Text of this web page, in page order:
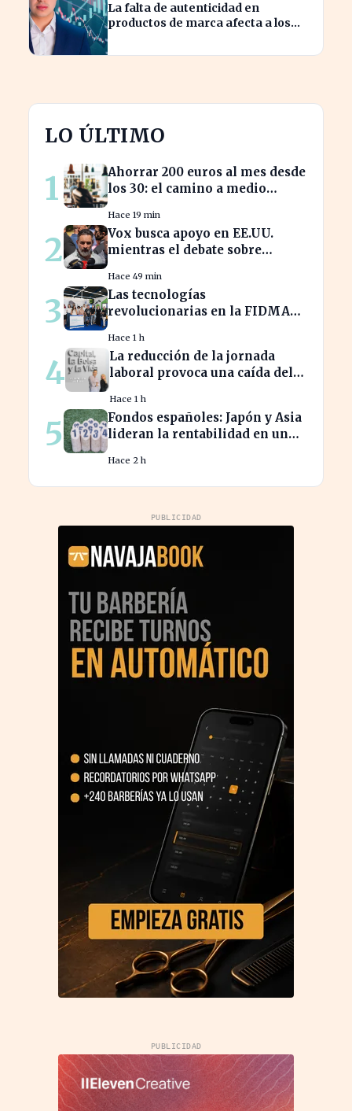
La falta de autenticidad en
productos de marca afecta a los
LO ÚLTIMO
1
Ahorrar 200 euros al mes desde
los 30: el camino a medio
Hace 19 min
2
Vox busca apoyo en EE.UU.
mientras el debate sobre
intensifica
Hace 49 min
3
Las tecnologías
revolucionarias en la FIDMA
empresarial en Asturias
Hace 1 h
4
La reducción de la jornada
laboral provoca una caída del
española
Hace 1 h
5
Fondos españoles: Japón y Asia
lideran la rentabilidad en un
Hace 2 h
PUBLICIDAD
PUBLICIDAD